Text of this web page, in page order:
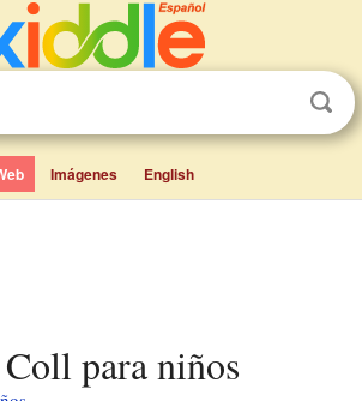
Imágenes English
Coll para niños